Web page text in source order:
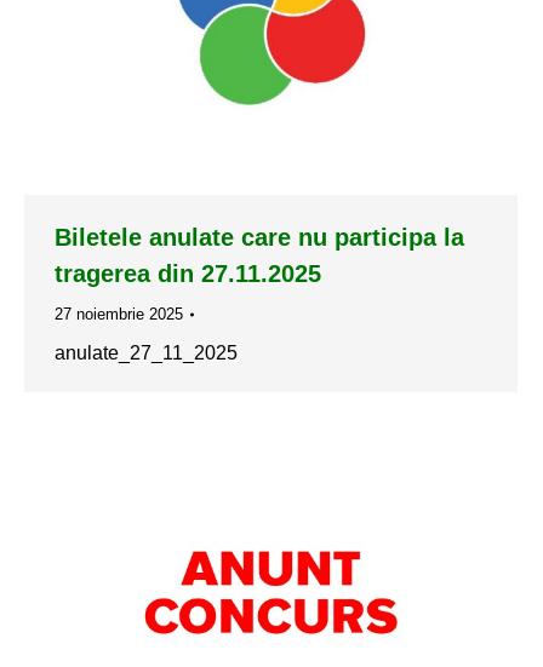
Biletele anulate care nu participa la
tragerea din 27.11.2025
27 noiembrie 2025
anulate_27_11_2025